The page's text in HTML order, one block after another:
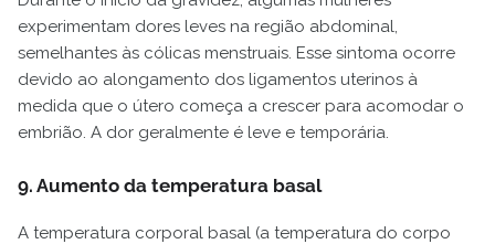
experimentam dores leves na região abdominal,
semelhantes às cólicas menstruais. Esse sintoma ocorre
devido ao alongamento dos ligamentos uterinos à
medida que o útero começa a crescer para acomodar o
embrião. A dor geralmente é leve e temporária.
9. Aumento da temperatura basal
A temperatura corporal basal (a temperatura do corpo